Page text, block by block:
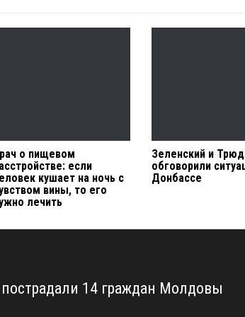
о пищевом
если
кушает на ночь с
вины, то его
лечить
Зеленский и
обговорили
Донбассе
14 граждан Молдовы